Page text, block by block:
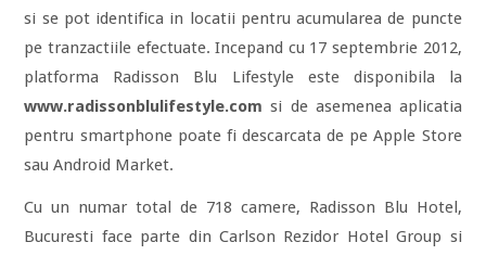
si se pot identifica in locatii pentru acumularea de puncte
pe tranzactiile efectuate. Incepand cu 17 septembrie 2012,
platforma Radisson Blu Lifestyle este disponibila la
www.radissonblulifestyle.com si de asemenea aplicatia
pentru smartphone poate fi descarcata de pe Apple Store
sau Android Market.
Cu un numar total de 718 camere, Radisson Blu Hotel,
Bucuresti face parte din Carlson Rezidor Hotel Group si